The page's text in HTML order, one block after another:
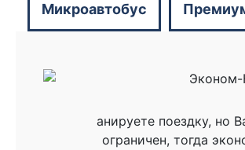
Микроавтобус
анируете поездку, но
ограничен, тогда